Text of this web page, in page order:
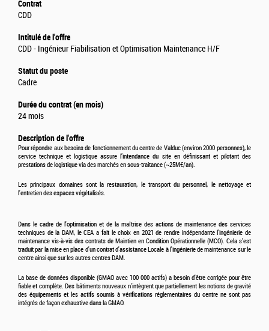
Contrat
CDD
Intitulé de l'offre
CDD - Ingénieur Fiabilisation et Optimisation Maintenance H/F
Statut du poste
Cadre
Durée du contrat (en mois)
24 mois
Description de l'offre
Pour répondre aux besoins de fonctionnement du centre de Valduc (environ 2000 personnes), le
service technique et logistique assure l’intendance du site en définissant et pilotant des
prestations de logistique via des marchés en sous-traitance (~25M€/an).
Les principaux domaines sont la restauration, le transport du personnel, le nettoyage et
l'entretien des espaces végétalisés.
Dans le cadre de l'optimisation et de la maîtrise des actions de maintenance des services
techniques de la DAM, le CEA a fait le choix en 2021 de rendre indépendante l'ingénierie de
maintenance vis-à-vis des contrats de Maintien en Condition Opérationnelle (MCO). Cela s'est
traduit par la mise en place d'un contrat d'assistance Locale à l'ingénierie de maintenance sur le
centre ainsi que sur les autres centres DAM.
La base de données disponible (GMAO avec 100 000 actifs) a besoin d'être corrigée pour être
fiable et complète. Des bâtiments nouveaux n'intègrent que partiellement les notions de gravité
des équipements et les actifs soumis à vérifications réglementaires du centre ne sont pas
intégrés de façon exhaustive dans la GMAO.